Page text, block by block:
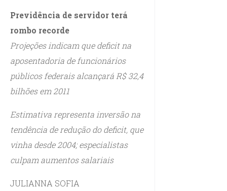
Previdência de servidor terá
rombo recorde
Projeções indicam que deficit na
aposentadoria de funcionários
públicos federais alcançará R$ 32,4
bilhões em 2011
Estimativa representa inversão na
tendência de redução do deficit, que
vinha desde 2004; especialistas
culpam aumentos salariais
JULIANNA SOFIA